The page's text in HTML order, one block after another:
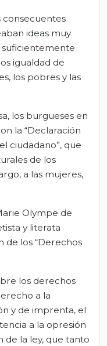
consecuentes
ideas muy
suficientemente
igualdad de
los pobres y las
los burgueses en
la “Declaración
ciudadano”, que
de los
a las mujeres,
Olympe de
y literata
de los “Derechos
los derechos
a la
y de imprenta, el
a la opresión
de la ley, que tanto